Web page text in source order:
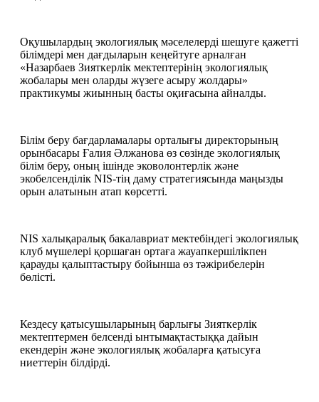
Оқушылардың экологиялық мәселелерді шешуге қажетті
білімдері мен дағдыларын кеңейтуге арналған
«Назарбаев Зияткерлік мектептерінің экологиялық
жобалары мен оларды жүзеге асыру жолдары»
практикумы жиынның басты оқиғасына айналды.
Білім беру бағдарламалары орталығы директорының
орынбасары Ғалия Әлжанова өз сөзінде экологиялық
білім беру, оның ішінде эковолонтерлік және
экобелсенділік NIS-тің даму стратегиясында маңызды
орын алатынын атап көрсетті.
NIS халықаралық бакалавриат мектебіндегі экологиялық
клуб мүшелері қоршаған ортаға жауапкершілікпен
қарауды қалыптастыру бойынша өз тәжірибелерін
бөлісті.
Кездесу қатысушыларының барлығы Зияткерлік
мектептермен белсенді ынтымақтастыққа дайын
екендерін және экологиялық жобаларға қатысуға
ниеттерін білдірді.